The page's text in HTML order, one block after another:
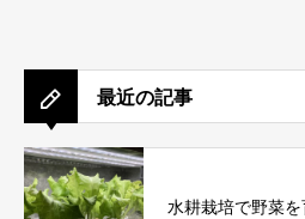
最近の記事
水耕栽培で野菜